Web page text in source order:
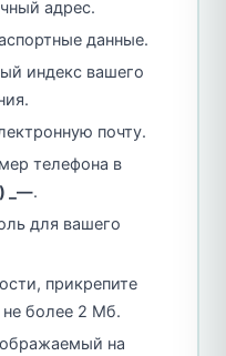
адрес.
данные.
индекс вашего
почту.
телефона в
) _—.
для вашего
прикрепите
более 2 Мб.
на